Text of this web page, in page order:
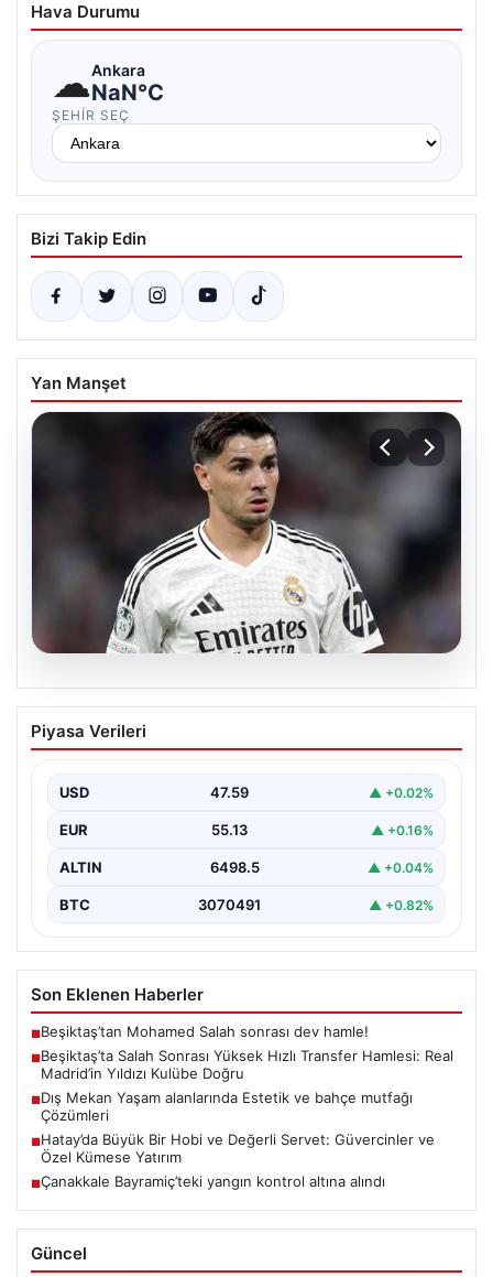
Hava Durumu
☁Ankara
NaN°C
ŞEHIR SEÇ
Bizi Takip Edin
Yan Manşet
04.08.2026
Beşiktaş’ta Salah Sonrası Yüksek Hızlı
Transfer Hamlesi: Real Madrid’in Yıldızı
Yeni sezon öncesinde güçlü bir kadro kurma
transferinden olumsuz…
Piyasa Verileri
USD 47.59 ▲ +0.02%
EUR 55.13 ▲ +0.16%
ALTIN 6498.5 ▲ +0.04%
BTC 3070491 ▲ +0.82%
Son Eklenen Haberler
■Beşiktaş’tan Mohamed Salah sonrası dev hamle!
■Beşiktaş’ta Salah Sonrası Yüksek Hızlı Transfer Hamlesi: Real
Madrid’in Yıldızı Kulübe Doğru
■Dış Mekan Yaşam alanlarında Estetik ve bahçe mutfağı
Çözümleri
■Hatay’da Büyük Bir Hobi ve Değerli Servet: Güvercinler ve
Özel Kümese Yatırım
■Çanakkale Bayramiç’teki yangın kontrol altına alındı
Güncel